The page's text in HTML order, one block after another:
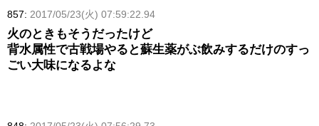
857: 2017/05/23(火) 07:59:22.94
火のときもそうだったけど
背水属性で古戦場やると蘇生薬がぶ飲みするだけのすっ
ごい大味になるよな